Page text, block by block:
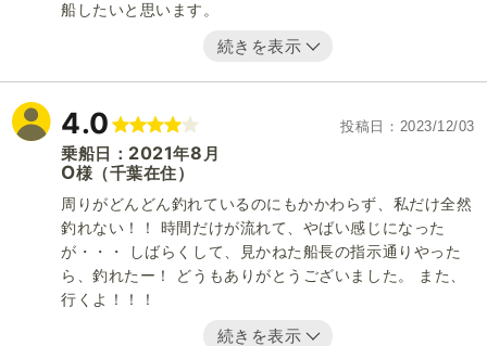
船したいと思います。
続きを表示
4.0 投稿日 2023/12/03
乗船日： 2021年8 月
O様 （千葉在住）
周りがどんどん釣れているのにもかかわらず、私だけ全然
釣れない！！ 時間だけが流れて、やばい感じになった
が・・・ しばらくして、見かねた船長の指示通りやった
ら、釣れたー！ どうもありがとうございました。 また、
行くよ！！！
続きを表示